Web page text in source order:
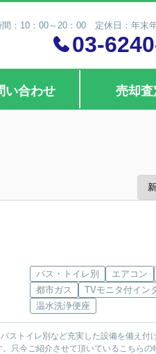
間：10：00～20：00 定休日：年末
03-
い合わせ 売却査
バス・トイレ別 エアコン
都市ガス
TVモニタ付イン
温水洗浄便座
ストイレ別など充実した設備を備え付
只今ご紹介させて頂いているこちら